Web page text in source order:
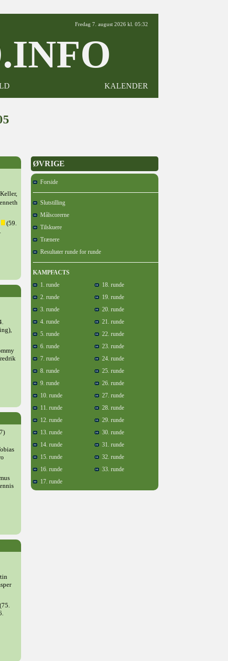
Fredag 7. august 2026 kl. 05:32
KALENDER
(59.
ØVRIGE
Forside
Slutstilling
Målscorerne
Tilskuere
Trænere
Resultater runde for runde
KAMPFACTS
1. runde
18. runde
2. runde
19. runde
3. runde
20. runde
4. runde
21. runde
5. runde
22. runde
6. runde
23. runde
7. runde
24. runde
8. runde
25. runde
9. runde
26. runde
10. runde
27. runde
11. runde
28. runde
12. runde
29. runde
13. runde
30. runde
14. runde
31. runde
15. runde
32. runde
16. runde
33. runde
17. runde